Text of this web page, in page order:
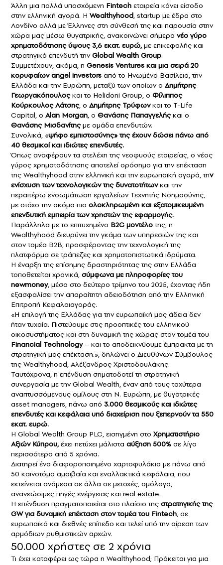
Άλλη μια πολλά υποσχόμενη Fintech εταιρεία κάνει είσοδο
στην ελληνική αγορά. Η Wealthyhood, startup με έδρα στο
Λονδίνο αλλά με Έλληνες στη σύνθεσή της και παρουσία στην
χώρα μας μέσω θυγατρικής, ανακοινώνει σήμερα νέο γύρο
χρηματοδότησης ύψους 3,6 εκατ. ευρώ,με επικεφαλής και
στρατηγικό επενδυτή τηνGlobal Wealth Group.
Συμμετέχουν, ακόμα, η Genesis Ventures και μια σειρά 20
κορυφαίωνangel investors από το Ηνωμένο Βασίλειο, την
Ελλάδα και την Ευρώπη, μεταξύ των οποίων ο Δημήτρης
Γεωργακόπουλοςκαι το Helidoni Group, ο Φίλιππος
Κούρκουλος Λάτσης, ο Δημήτρης Τρύφωνκαι το T-Life
Capital, ο Alan Morgan, ο Θανάσης Παπαγγελήςκαι ο
Θανάσης Μισδανίτηςμε ομάδα επενδυτών.
Συνολικά, «ψήφο εμπιστοσύνης» της έχουν δώσει πάνω από
40 θεσμικοί και ιδιώτες επενδυτές.
Όπως αναφέρουν τα στελέχη της νεοφυούς εταιρείας, ο νέος
γύρος χρηματοδότησης αποτελεί ορόσημο για την επέκταση
της Wealthyhood στην ελληνική και την ευρωπαϊκή αγορά, την
ενίσχυση των τεχνολογικών της δυνατοτήτωνκαι την
περαιτέρω ενσωμάτωση εργαλείων Τεχνητής Νοημοσύνης,
με στόχο την ακόμα πιο ολοκληρωμένη και εξατομικευμένη
επενδυτική εμπειρία των χρηστών της εφαρμογής.
Παράλληλα με το επιτυχημένο B2C μοντέλοτης, η
Wealthyhood διευρύνει την γκάμα των υπηρεσιών της και
στον τομέα B2B, προσφέροντας την τεχνολογική της
πλατφόρμα σε τράπεζες και χρηματοπιστωτικά ιδρύματα.
Η έναρξη της επίσημης δραστηριότητας της στην Ελλάδα
τοποθετείται χρονικά, σύμφωνα με πληροφορίες του
newmoney, μέσα στο δεύτερο τρίμηνο του 2025, έχοντας ήδη
εξασφαλίσει την απαραίτητη αδειοδότηση από την Ελληνική
Επιτροπή Κεφαλαιαγοράς.
«Η επιλογή της Ελλάδας για την ευρωπαϊκή μας άδεια δεν
ήταν τυχαία. Πιστεύουμε στις προοπτικές του ελληνικού
οικοσυστήματος και στη δυναμική της χώρας στον τομέα του
Financial Technology– και το αποδεικνύουμε έμπρακτα με τη
στρατηγική μας επέκταση.», δηλώνει ο Διευθύνων Σύμβουλος
της Wealthyhood, Αλέξανδρος Χριστοδουλάκης.
Ταυτόχρονα, η επένδυση σηματοδοτεί τη στρατηγική
συνεργασία με την Global Wealth, έναν από τους ταχύτερα
αναπτυσσόμενους ομίλους στη Ν. Ευρώπη, με θυγατρικές
asset managers, πάνω από 3.000 θεσμικούς και ιδιώτες
επενδυτές και κεφάλαια υπό διαχείριση που ξεπερνούν τα 550
εκατ. ευρώ.
Η Global Wealth Group PLC, εισηγμένη στο Χρηματιστήριο
Αξιών Κύπρου,έχει πετύχει μάλιστα αύξηση 500% σε λίγο
περισσότερο από 5 χρόνια.
Διατηρεί ένα διαφοροποιημένο χαρτοφυλάκιο με πάνω από
50 καινοτόμα αμοιβαία και εναλλακτικά κεφάλαια, που
εκτείνεται ανάμεσα σε άλλα σε μετοχές, ομόλογα,
ανανεώσιμες πηγές ενέργειας και real estate.
Η επένδυση πραγματοποιείται στο πλαίσιο της στρατηγικής της
GW για δυναμική επέκταση στον τομέα του Fintech, σε
ευρωπαϊκό και διεθνές επίπεδο και τελεί υπό την αίρεση των
αρμόδιων ρυθμιστικών αρχών.
50.000 χρήστες σε 2 χρόνια
Τι έχει καταφέρει ως τώρα η Wealthyhood; Πρόκειται για μια